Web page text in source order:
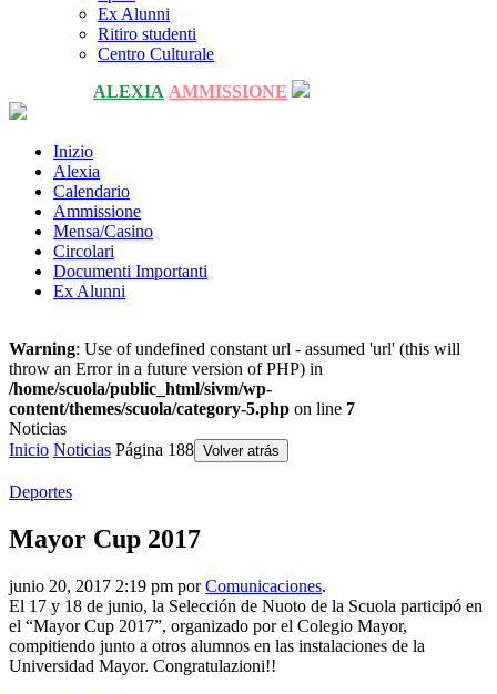
Ex Alunni
Ritiro studenti
Centro Culturale
ALEXIA AMMISSIONE
Inizio
Alexia
Calendario
Ammissione
Mensa/Casino
Circolari
Documenti Importanti
Ex Alunni
Warning: Use of undefined constant url - assumed 'url' (this will
throw an Error in a future version of PHP) in
/home/scuola/public_html/sivm/wp-
content/themes/scuola/category-5.php on line 7
Noticias
Inicio Noticias Página 188 Volver atrás
Deportes
Mayor Cup 2017
junio 20, 2017 2:19 pm porComunicaciones.
El 17 y 18 de junio, la Selección de Nuoto de la Scuola participó en
el “Mayor Cup 2017”, organizado por el Colegio Mayor,
compitiendo junto a otros alumnos en las instalaciones de la
Universidad Mayor. Congratulazioni!!